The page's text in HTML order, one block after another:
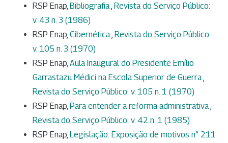
RSP Enap, Bibliografia Revista do Serviço Público:
v. 43 n. 3 (1986)
RSP Enap, Cibernética Revista do Serviço Público:
v. 105 n. 3 (1970)
RSP Enap, Aula Inaugural do Presidente Emílio
Garrastazu Médici na Escola Superior de Guerra
Revista do Serviço Público: v. 105 n. 1 (1970)
RSP Enap, Para entender a reforma administrativa
Revista do Serviço Público: v. 42 n. 1 (1985)
RSP Enap, Legislação: Exposição de motivos n° 211